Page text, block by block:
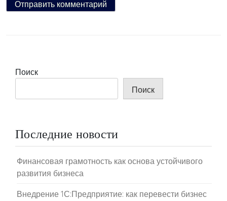
Поиск
Поиск
Последние новости
Финансовая грамотность как основа устойчивого
развития бизнеса
Внедрение 1С:Предприятие: как перевести бизнес